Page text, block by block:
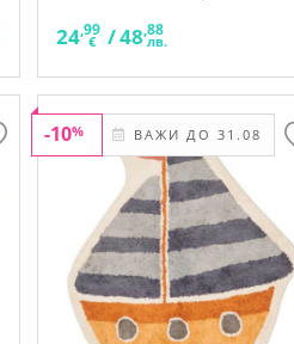
24,99
€ /48,88
лв.
ВАЖИ ДО 31.08
-10%